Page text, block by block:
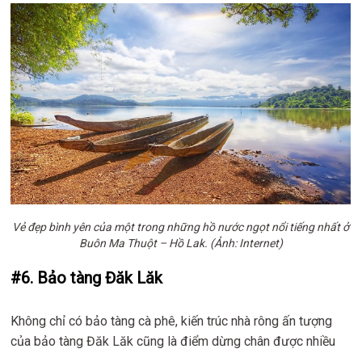
Vẻ đẹp bình yên của một trong những hồ nước ngọt nổi tiếng nhất ở
Buôn Ma Thuột – Hồ Lak. (Ảnh: Internet)
#6. Bảo tàng Đăk Lăk
Không chỉ có bảo tàng cà phê, kiến trúc nhà rông ấn tượng
của bảo tàng Đăk Lăk cũng là điểm dừng chân được nhiều